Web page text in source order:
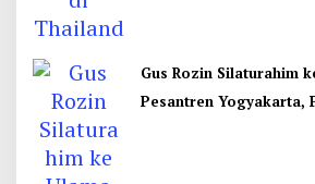
Gus Rozin Silaturahim
Pesantren Yogyakarta,